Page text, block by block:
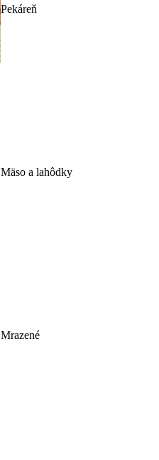
Pekáreň
Mäso a lahôdky
Mrazené